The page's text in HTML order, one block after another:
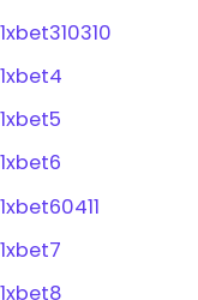
1xbet310310
1xbet4
1xbet5
1xbet6
1xbet60411
1xbet7
1xbet8